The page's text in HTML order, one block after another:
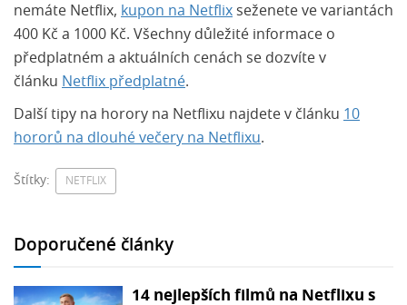
nemáte Netflix, kupon na Netflix seženete ve variantách
400 Kč a 1000 Kč. Všechny důležité informace o
předplatném a aktuálních cenách se dozvíte v
článku Netflix předplatné.
Další tipy na horory na Netflixu najdete v článku 1 0
hororů na dlouhé večery na Netflixu.
Štítky: NETFLIX
Doporučené články
14 nejlepších filmů na Netflixu s